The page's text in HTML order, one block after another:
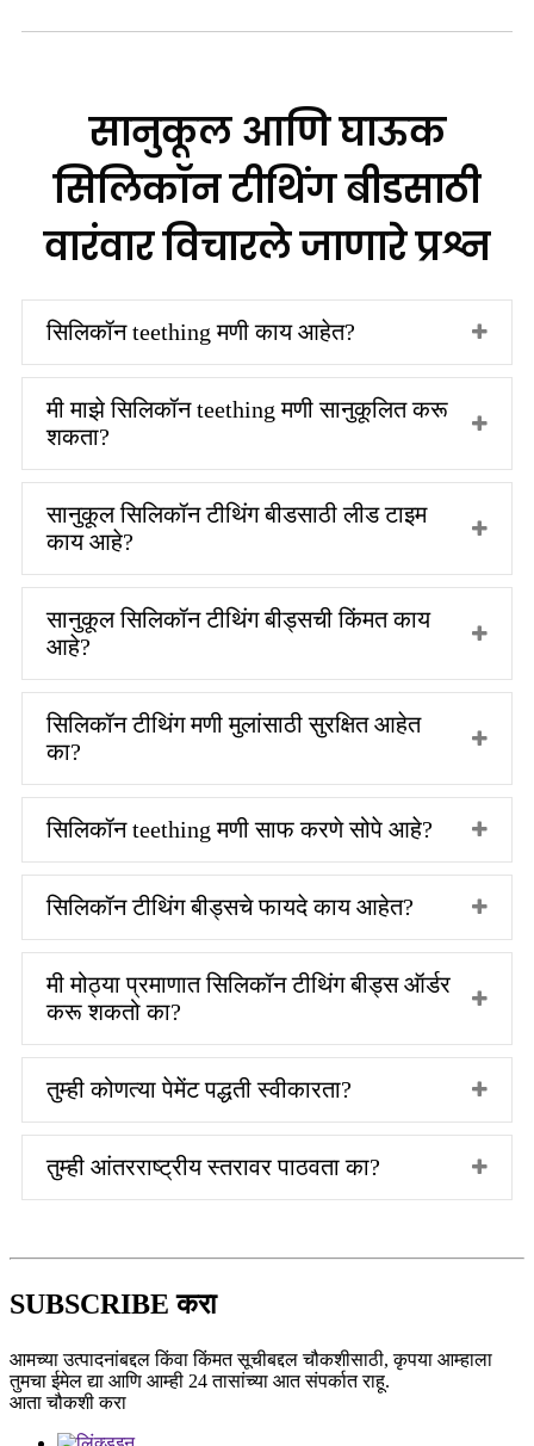
सानुकूल आणि घाऊक
सिलिकॉन टीथिंग बीडसाठी
वारंवार विचारले जाणारे प्रश्न
सिलिकॉन teething मणी काय आहेत?
मी माझे सिलिकॉन teething मणी सानुकूलित करू
शकता?
सानुकूल सिलिकॉन टीथिंग बीडसाठी लीड टाइम
काय आहे?
सानुकूल सिलिकॉन टीथिंग बीड्सची किंमत काय
आहे?
सिलिकॉन टीथिंग मणी मुलांसाठी सुरक्षित आहेत
का?
सिलिकॉन teething मणी साफ करणे सोपे आहे?
सिलिकॉन टीथिंग बीड्सचे फायदे काय आहेत?
मी मोठ्या प्रमाणात सिलिकॉन टीथिंग बीड्स ऑर्डर
करू शकतो का?
तुम्ही कोणत्या पेमेंट पद्धती स्वीकारता?
तुम्ही आंतरराष्ट्रीय स्तरावर पाठवता का?
SUBSCRIBE करा
आमच्या उत्पादनांबद्दल किंवा किंमत सूचीबद्दल चौकशीसाठी, कृपया आम्हाला
तुमचा ईमेल द्या आणि आम्ही 24 तासांच्या आत संपर्कात राहू.
आता चौकशी करा